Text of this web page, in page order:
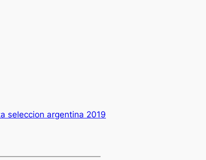
seleccion argentina 2019